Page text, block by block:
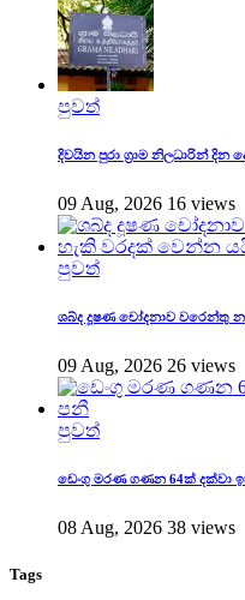
පුවත්
දිවයින පුරා ග්‍රාම නිලධාරින් දින
09 Aug, 2026 16 views
පුවත්
ශබ්ද දූෂණ චෝදනාව වරෙන්තු
09 Aug, 2026 26 views
පුවත්
ඩෙංගු මරණ ගණන 64ක් දක්වා
08 Aug, 2026 38 views
Tags